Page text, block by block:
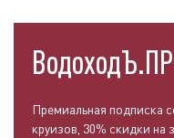
Премиальная подписка
круизов, 30% скидки на